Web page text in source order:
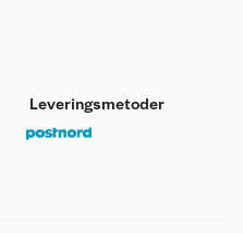
Leveringsmetoder